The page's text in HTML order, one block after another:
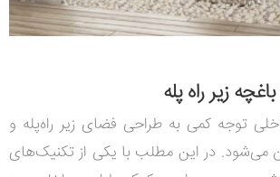
زیر راه پله
توجه کمی به طراحی فضای زیر راه‌پله و
می‌شود. در این مطلب با یکی از تکنیک‌های